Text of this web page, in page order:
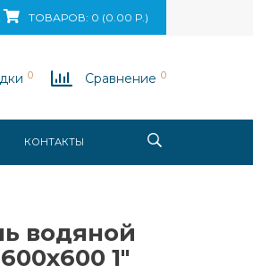
131
ТОВАРОВ: 0 (0.00 Р.)
0 Сравнение 0
КОНТАКТЫ
водяной
1"